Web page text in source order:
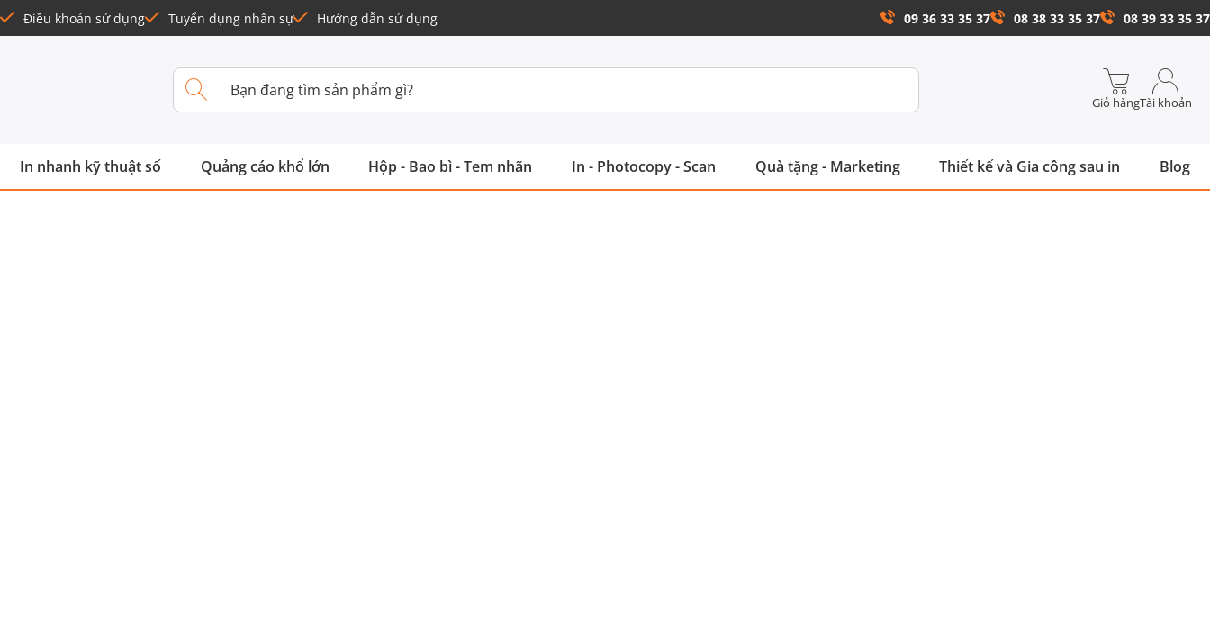
Điều khoản sử dụng Tuyển dụng nhân sự Hướng dẫn sử dụng 09 36 33 35 37 08 38 33 35 37 08 39 33 35 37
Giỏ hàngTài khoản
In nhanh kỹ thuật số Quảng cáo khổ lớn Hộp - Bao bì - Tem nhãn In - Photocopy - Scan Quà tặng - Marketing Thiết kế và Gia công sau in Blog